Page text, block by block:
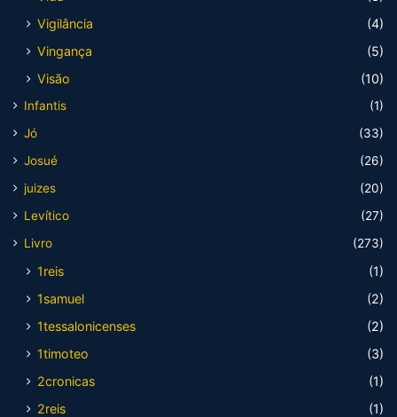
Vigilância
(4)
Vingança
(5)
Visão
(10)
Infantis
(1)
Jó
(33)
Josué
(26)
juizes
(20)
Levítico
(27)
Livro
(273)
1reis
(1)
1samuel
(2)
1tessalonicenses
(2)
1timoteo
(3)
2cronicas
(1)
2reis
(1)